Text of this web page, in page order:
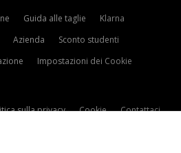
Guida alle taglie
Klarna
Azienda
Sconto studenti
Impostazioni dei Cookie
sulla privacy Cookie
Contattaci